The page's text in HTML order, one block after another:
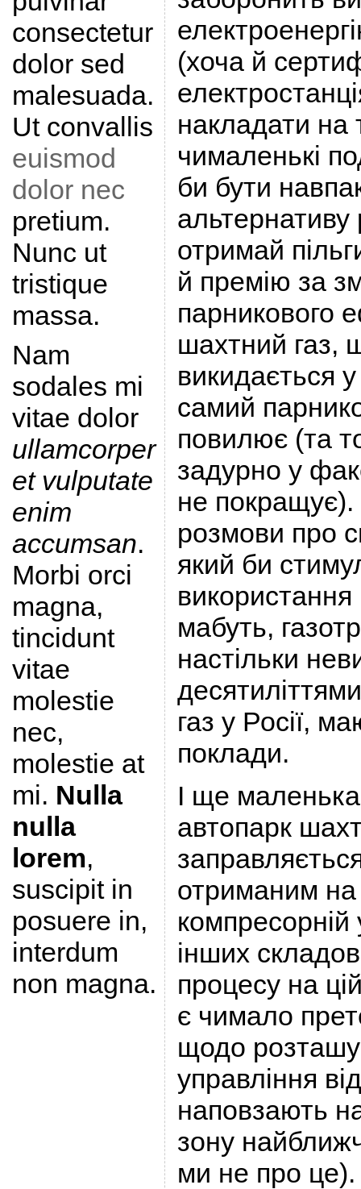
consectetur
dolor sed
malesuada.
Ut convallis
euismod
dolor nec
pretium.
Nunc ut
tristique
massa.
Nam
sodales mi
vitae dolor
ullamcorper
et vulputate
enim
accumsan.
Morbi orci
magna,
tincidunt
vitae
molestie
nec,
molestie at
mi. Nulla
nulla
lorem,
suscipit in
posuere in,
interdum
non magna.
(хоча й
накладати на
чималенькі
би бути
альтернативу
отримай
й премію за
парникового
шахтний газ,
викидається
самий
повилює (та
задурно у
не
розмови про
який би
використання
мабуть,
настільки
газ у Росії,
поклади.
І ще
автопарк
отриманим на
компресорній
інших
процесу на
є чимало
щодо
управління
наповзають
зону
ми не про це).